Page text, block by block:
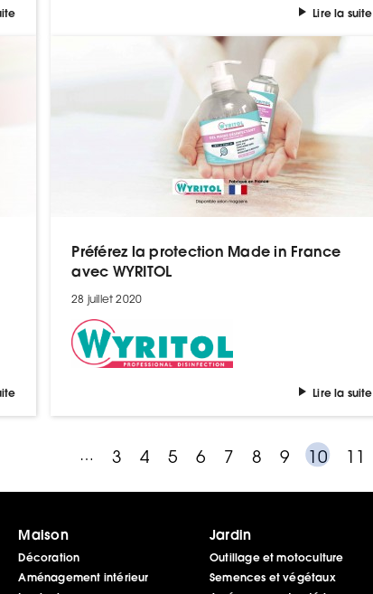
Lire la suite
Préférez la protection Made in France
avec WYRITOL
28 juillet 2020
Lire la suite
… 3 4 5 6 7 8 9 10 11
Maison
Décoration
Aménagement intérieur
Jardin
Outillage et motoculture
Semences et végétaux